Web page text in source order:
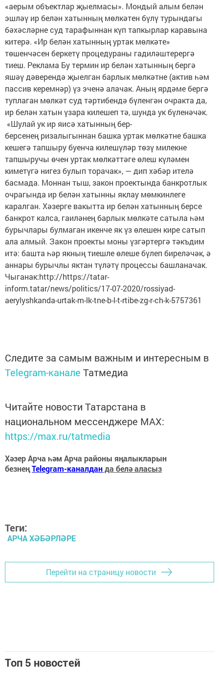
«аерым объектлар җыелмасы». Мондый алым белән
эшләү ир белән хатынның мөлкәтен бүлү турындагы
бәхәсләрне суд тарафыннан күп тапкырлар каравына
китерә. «Ир белән хатынның уртак мөлкәте»
төшенчәсен беркетү процедураны гадиләштерергә
тиеш. Реклама Бу термин ир белән хатынның бергә
яшәү дәверендә җыелган барлык мөлкәтне (актив һәм
пассив керемнәр) үз эченә алачак. Аның ярдәме бергә
туплаган мөлкәт суд тәртибендә бүленгән очракта да,
ир белән хатын үзара килешеп тә, шунда ук бүленәчәк.
«Шулай ук ир яисә хатынның бер-
берсенең ризалыгыннан башка уртак мөлкәтне башка
кешегә тапшыру буенча килешүләр төзү милекне
тапшыручы өчен уртак мөлкәттәге өлеш күләмен
киметүгә нигез булып торачак», — дип хәбәр ителә
басмада. Моннан тыш, закон проектында банкротлык
очрагында ир белән хатынны яклау мөмкинлеге
каралган. Хәзерге вакытта ир белән хатынның берсе
банкрот калса, гаиләнең барлык мөлкәте сатыла һәм
бурычлары булмаган икенче як үз өлешен кире сатып
ала алмый. Закон проекты моны үзгәртергә тәкъдим
итә: башта һәр якның тиешле өлеше бүлеп биреләчәк, ә
аннары бурычлы яктан түләтү процессы башланачак.
Чыганак:http://https://tatar-
inform.tatar/news/politics/17-07-2020/rossiyad-
aerylyshkanda-urtak-m-lk-tne-b-l-t-rtibe-zg-r-ch-k-5757361
Следите за самым важным и интересным в
Telegram-канале Татмедиа
Читайте новости Татарстана в
национальном мессенджере MАХ:
https://max.ru/tatmedia
Хәзер Арча һәм Арча районы яңалыкларын
безнеңTelegram-каналданда белә аласыз
Теги:
АРЧА ХӘБӘРЛӘРЕ
Перейти на страницу новости
Топ 5 новостей